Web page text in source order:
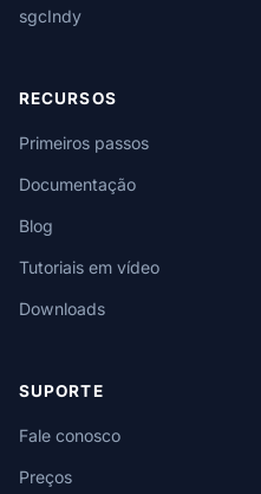
sgcIndy
RECURSOS
Primeiros passos
Documentação
Blog
Tutoriais em vídeo
Downloads
SUPORTE
Fale conosco
Preços